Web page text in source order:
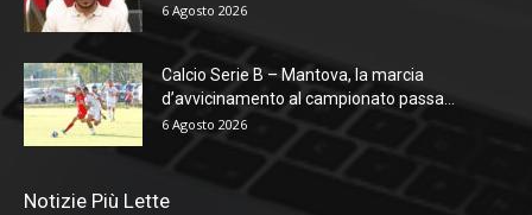
6 Agosto 2026
Calcio Serie B – Mantova, la marcia
d’avvicinamento al campionato passa...
6 Agosto 2026
Notizie Più Lette